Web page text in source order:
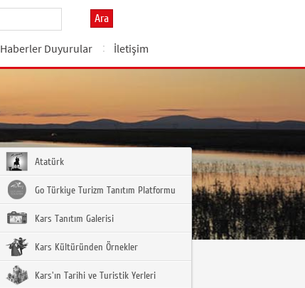
Ara
Haberler Duyurular İletişim
Atatürk
Go Türkiye Turizm Tanıtım Platformu
Kars Tanıtım Galerisi
Kars Kültüründen Örnekler
Kars'ın Tarihi ve Turistik Yerleri